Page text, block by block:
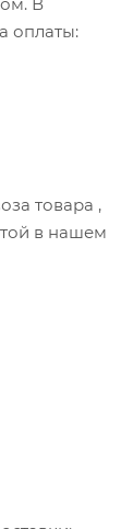
В
оплаты:
товара ,
в нашем
можете
Оплата